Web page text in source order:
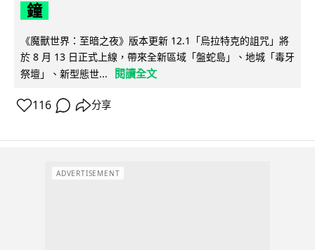
鐘
《魔獸世界：至暗之夜》版本更新 12.1「烏拉特克的詛咒」將
於 8 月 13 日正式上線，帶來全新區域「盤蛇島」、地城「毒牙
祭壇」、新型態世...
閱讀全文
116 分享
ADVERTISEMENT